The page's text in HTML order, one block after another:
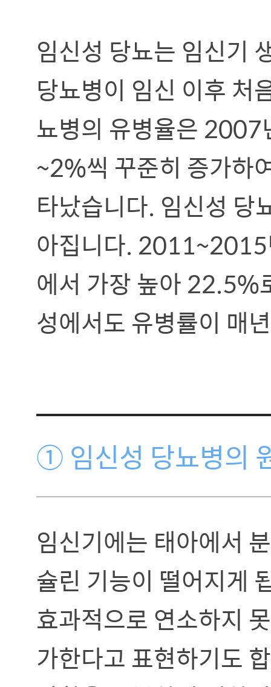
임신성 당뇨는 임신기
당뇨병이 임신 이후 처
뇨병의 유병율은
~2%씩 꾸준히 증가
타났습니다. 임신성 당
아집니다. 2011~2015
에서 가장 높아 22.5%
성에서도 유병률이 매
① 임신성 당뇨병의
임신기에는 태아에서
슐린 기능이 떨어지게
효과적으로 연소하지
가한다고 표현하기도